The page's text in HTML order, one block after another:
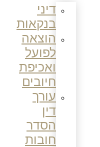
דיני
בנקאות
הוצאה
לפועל
ואכיפת
חיובים
עורך
דין
הסדר
חובות